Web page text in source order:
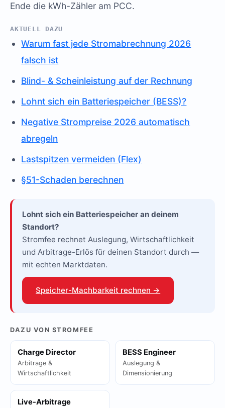
Ende die kWh-Zähler am PCC.
AKTUELL DAZU
Warum fast jede Stromabrechnung 2026
falsch ist
Blind- & Scheinleistung auf der Rechnung
Lohnt sich ein Batteriespeicher (BESS)?
Negative Strompreise 2026 automatisch
abregeln
Lastspitzen vermeiden (Flex)
§51-Schaden berechnen
Lohnt sich ein Batteriespeicher an deinem
Standort?
Stromfee rechnet Auslegung, Wirtschaftlichkeit
und Arbitrage-Erlös für deinen Standort durch —
mit echten Marktdaten.
Speicher-Machbarkeit rechnen →
DAZU VON STROMFEE
Charge Director
Arbitrage &
Wirtschaftlichkeit
BESS Engineer
Auslegung &
Dimensionierung
Live-Arbitrage